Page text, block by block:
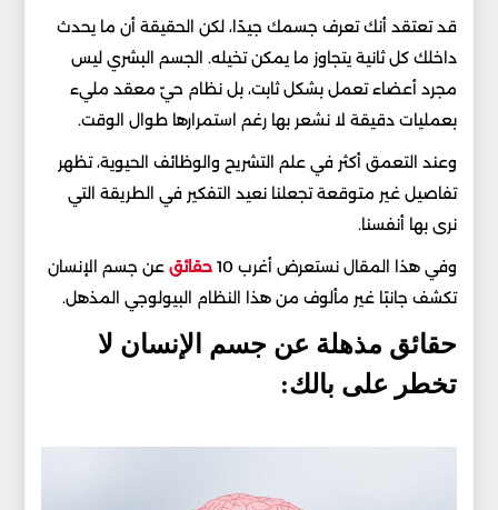
قد تعتقد أنك تعرف جسمك جيدًا، لكن الحقيقة أن ما يحدث
داخلك كل ثانية يتجاوز ما يمكن تخيله. الجسم البشري ليس
مجرد أعضاء تعمل بشكل ثابت، بل نظام حيّ معقد مليء
بعمليات دقيقة لا نشعر بها رغم استمرارها طوال الوقت.
وعند التعمق أكثر في علم التشريح والوظائف الحيوية، تظهر
تفاصيل غير متوقعة تجعلنا نعيد التفكير في الطريقة التي
نرى بها أنفسنا.
وفي هذا المقال نستعرض أغرب 10 حقائق عن جسم الإنسان
تكشف جانبًا غير مألوف من هذا النظام البيولوجي المذهل.
حقائق مذهلة عن جسم الإنسان لا
تخطر على بالك: